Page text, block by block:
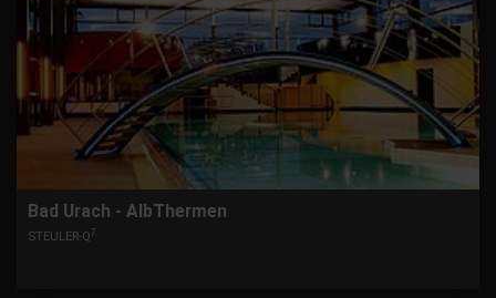
Bad Urach - AlbThermen
STEULER-Q7